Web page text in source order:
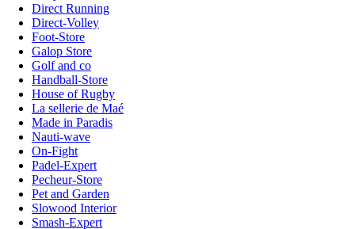
Direct Running
Direct-Volley
Foot-Store
Galop Store
Golf and co
Handball-Store
House of Rugby
La sellerie de Maé
Made in Paradis
Nauti-wave
On-Fight
Padel-Expert
Pecheur-Store
Pet and Garden
Slowood Interior
Smash-Expert